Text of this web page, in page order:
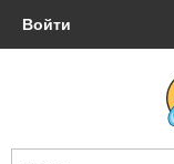
Войти